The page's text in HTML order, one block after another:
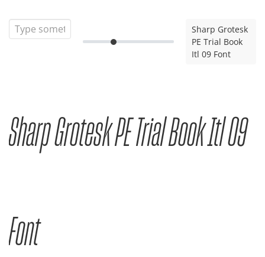
Sharp Grotesk
PE Trial Book
Itl 09 Font
Sharp Grotesk PE Trial Book Itl 09
Font